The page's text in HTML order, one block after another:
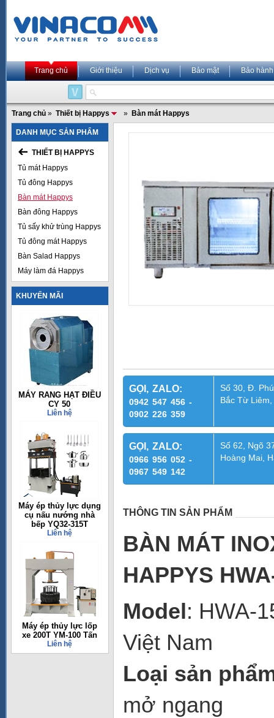
Trang chủ Giới thiệu Dịch vụ Bảo mật Bảo hành
Trang chủ » Thiết bị Happys » Bàn mát Happys
DANH MỤC SẢN PHẨM
THIẾT BỊ HAPPYS
Tủ mát Happys
Tủ đông Happys
Bàn mát Happys
Bàn đông Happys
Tủ sấy khử trùng Happys
Tủ đông mát Happys
Bàn Salad Happys
Máy làm đá Happys
KHUYẾN MÃI
MÁY RANG HẠT ĐIỀU
CY 50
Liên hệ
Máy ép thủy lực dụng
cụ nấu nướng nhà
bếp YQ32-315T
Liên hệ
Máy ép thủy lực lốp
xe 200T YM-100 Tấn
Liên hệ
GỌI, ZALO:
0942 547 456 -
0902 226 359
Số 30, Đ.
Bắc Từ
GỌI, ZALO:
0966 956 052 -
0967 549 142
Số 62, Ngõ
Hoàng Mai,
THÔNG TIN SẢN PHẨM
BÀN MÁT
HAPPYS
Model: HWA-
Việt Nam
Loại sản
mở ngang